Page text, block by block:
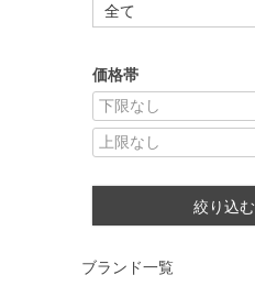
価格帯
絞り込む
ブランド一覧